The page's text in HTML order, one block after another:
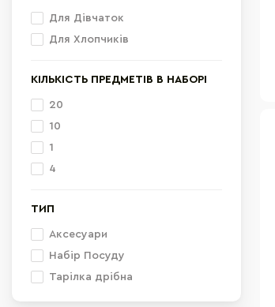
Для Дівчаток
Для Хлопчиків
КІЛЬКІСТЬ ПРЕДМЕТІВ В НАБОРІ
20
10
1
4
ТИП
Аксесуари
Набір Посуду
Тарілка дрібна